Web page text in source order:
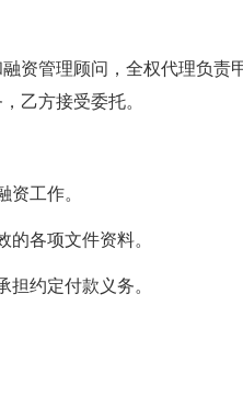
管理顾问，全权代理负责
乙方接受委托。
工作。
各项文件资料。
约定付款义务。